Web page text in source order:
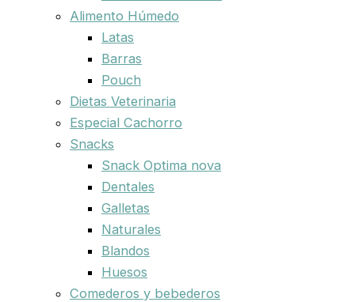
Alimento Húmedo
Latas
Barras
Pouch
Dietas Veterinaria
Especial Cachorro
Snacks
Snack Optima nova
Dentales
Galletas
Naturales
Blandos
Huesos
Comederos y bebederos